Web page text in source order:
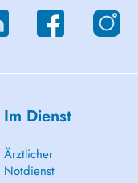
Im Dienst
Ärztlicher
Notdienst